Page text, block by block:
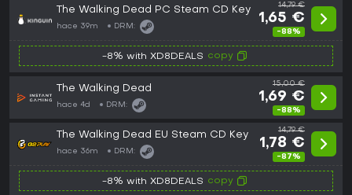
The Walking Dead PC Steam CD Key
hace 39m DRM:
14,79 €
1,65 €
-88%
-8% with XD8DEALS copy
The Walking Dead
hace 4d DRM:
15,00 €
1,69 €
-88%
The Walking Dead EU Steam CD Key
hace 36m DRM:
14,79 €
1,78 €
-87%
-8% with XD8DEALS copy